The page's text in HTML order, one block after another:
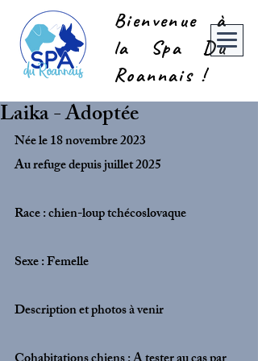
Bienvenue à
la Spa Du
Roannais !
Laika - Adoptée
Née le 18 novembre 2023
Au refuge depuis juillet 2025
Race : chien-loup tchécoslovaque
Sexe : Femelle
Description et photos à venir